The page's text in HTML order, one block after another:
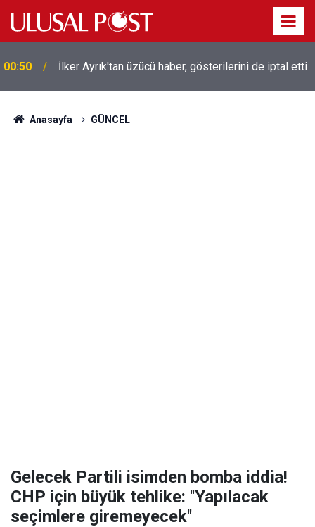
00:50 İlker Ayrık'tan üzücü haber, gösterilerini de iptal etti
00:39
Liverpool efsanesi Mısırlı yıldız Mohamed Salah
Trabzonspor ile anlaştı! Yarın geliyor
Anasayfa GÜNCEL
Gelecek Partili isimden bomba iddia!
CHP için büyük tehlike: ''Yapılacak
seçimlere giremeyecek''